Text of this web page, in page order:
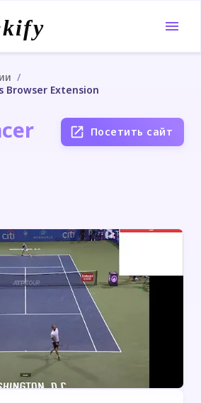
/
Browser Extension
Посетить сайт